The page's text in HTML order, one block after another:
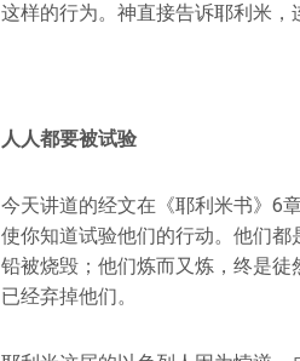
这样的行为。神直接告诉耶利米，
人人都要被试验
今天讲道的经文在《耶利米书》6
使你知道试验他们的行动。他们都
铅被烧毁；他们炼而又炼，终是
已经弃掉他们。